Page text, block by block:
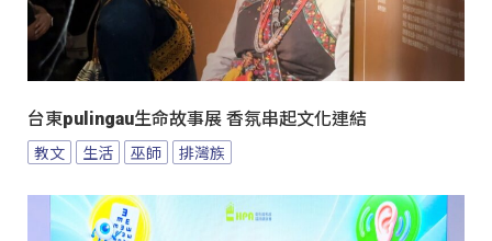
台東pulingau生命故事展 香氛串起文化連結
教文 生活 巫師 排灣族